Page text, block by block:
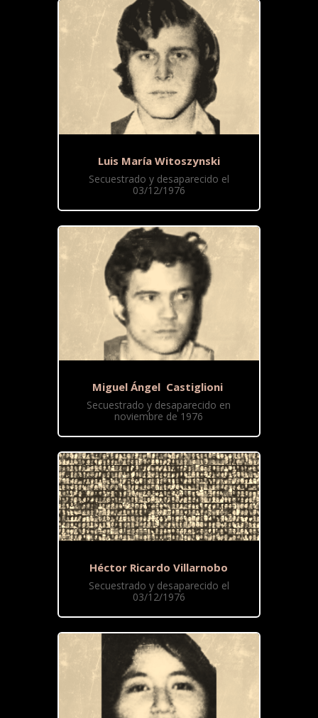
Luis María Witoszynski
Secuestrado y desaparecido el
03/12/1976
Miguel Ángel Castiglioni
Secuestrado y desaparecido en
noviembre de 1976
Héctor Ricardo Villarnobo
Secuestrado y desaparecido el
03/12/1976